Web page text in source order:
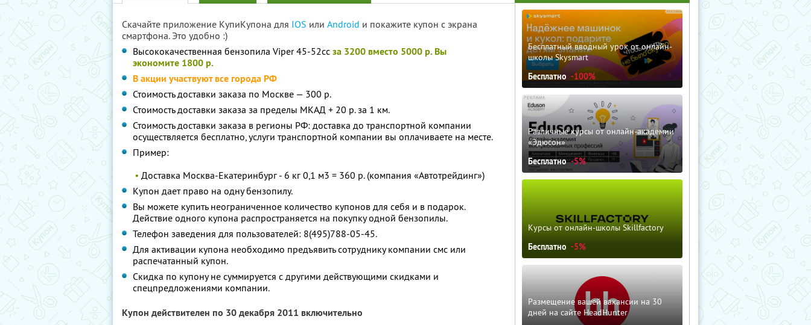
Скачайте приложение КупиКупона для IOS или Android и покажите купон с экрана
смартфона. Это удобно :)
Высококачественная бензопила Viper 45-52сс за 3200 вместо 5000 р. Вы
экономите 1800 р.
В акции участвуют все города РФ
Стоимость доставки заказа по Москве — 300 р.
Стоимость доставки заказа за пределы МКАД + 20 р. за 1 км.
Стоимость доставки заказа в регионы РФ: доставка до транспортной компании
осуществляется бесплатно, услуги транспортной компании вы оплачиваете на месте.
Пример:
• Доставка Москва-Екатеринбург - 6 кг 0,1 м3 = 360 р. (компания «Автотрейдинг»)
Купон дает право на одну бензопилу.
Вы можете купить неограниченное количество купонов для себя и в подарок.
Действие одного купона распространяется на покупку одной бензопилы.
Телефон заведения для пользователей: 8(495)788-05-45.
Для активации купона необходимо предъявить сотруднику компании смс или
распечатанный купон.
Скидка по купону не суммируется с другими действующими скидками и
спецпредложениями компании.
Купон действителен по 30 декабря 2011 включительно
Бесплатный вводный урок от онлайн-
школы Skysmart
Бесплатно -100%
Различные курсы от онлайн-академии
«Эдюсон»
Бесплатно -5%
Курсы от онлайн-школы Skillfactory
Бесплатно -5%
Размещение вашей вакансии на 30
дней на сайте HeadHunter